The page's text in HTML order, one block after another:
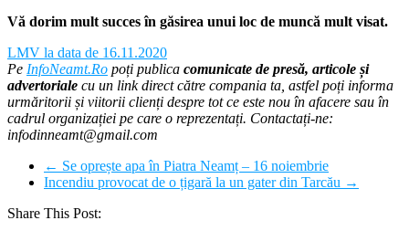
Vă dorim mult succes în găsirea unui loc de muncă mult visat.
LMV la data de 16.11.2020
Pe InfoNeamt.Ro poți publica comunicate de presă, articole și
advertoriale cu un link direct către compania ta, astfel poți informa
urmăritorii și viitorii clienți despre tot ce este nou în afacere sau în
cadrul organizației pe care o reprezentați. Contactați-ne:
infodinneamt@gmail.com
← Se oprește apa în Piatra Neamț – 16 noiembrie
Incendiu provocat de o țigară la un gater din Tarcău →
Share This Post: